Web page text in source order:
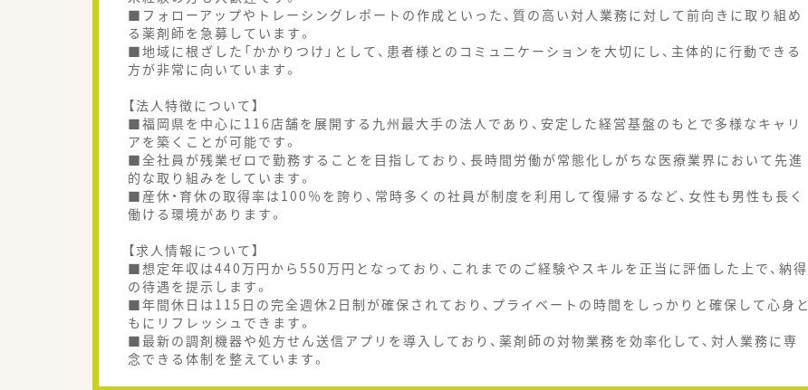
■フォローアップやトレーシングレポートの作成といった、質の高い対人業務に対して前向きに取り組め
る薬剤師を急募しています。
■地域に根ざした「かかりつけ」として、患者様とのコミュニケーションを大切にし、主体的に行動できる
方が非常に向いています。
【法人特徴について】
■福岡県を中心に116店舗を展開する九州最大手の法人であり、安定した経営基盤のもとで多様なキャリ
アを築くことが可能です。
■全社員が残業ゼロで勤務することを目指しており、長時間労働が常態化しがちな医療業界において先進
的な取り組みをしています。
■産休・育休の取得率は100％を誇り、常時多くの社員が制度を利用して復帰するなど、女性も男性も長く
働ける環境があります。
【求人情報について】
■想定年収は440万円から550万円となっており、これまでのご経験やスキルを正当に評価した上で、納得
の待遇を提示します。
■年間休日は115日の完全週休2日制が確保されており、プライベートの時間をしっかりと確保して心身と
もにリフレッシュできます。
■最新の調剤機器や処方せん送信アプリを導入しており、薬剤師の対物業務を効率化して、対人業務に専
念できる体制を整えています。